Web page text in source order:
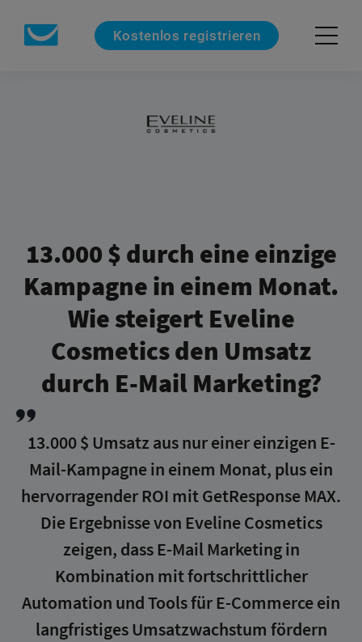
Kostenlos registrieren
13.000 $ durch eine einzige
Kampagne in einem Monat.
Wie steigert Eveline
Cosmetics den Umsatz
durch E-Mail Marketing?
13.000 $ Umsatz aus nur einer einzigen E-
Mail-Kampagne in einem Monat, plus ein
hervorragender ROI mit GetResponse MAX.
Die Ergebnisse von Eveline Cosmetics
zeigen, dass E-Mail Marketing in
Kombination mit fortschrittlicher
Automation und Tools für E-Commerce ein
langfristiges Umsatzwachstum fördern